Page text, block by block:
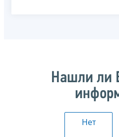
Нашли ли
Нет